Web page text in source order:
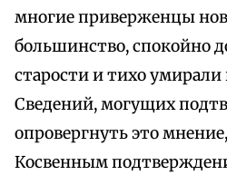
многие приверженцы
большинство, спокойно
старости и тихо умирали
Сведений, могущих
опровергнуть это
Косвенным